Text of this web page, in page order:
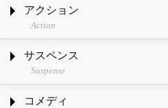
アクション
Action
サスペンス
Suspense
コメディ